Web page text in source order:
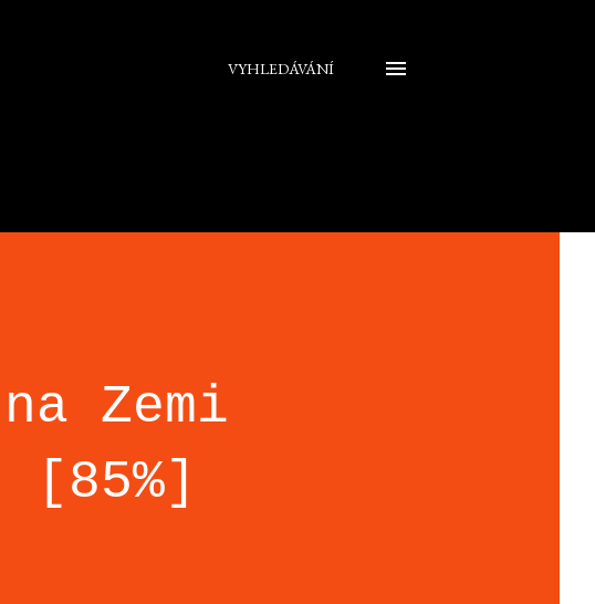
VYHLEDÁVÁNÍ
Zemi